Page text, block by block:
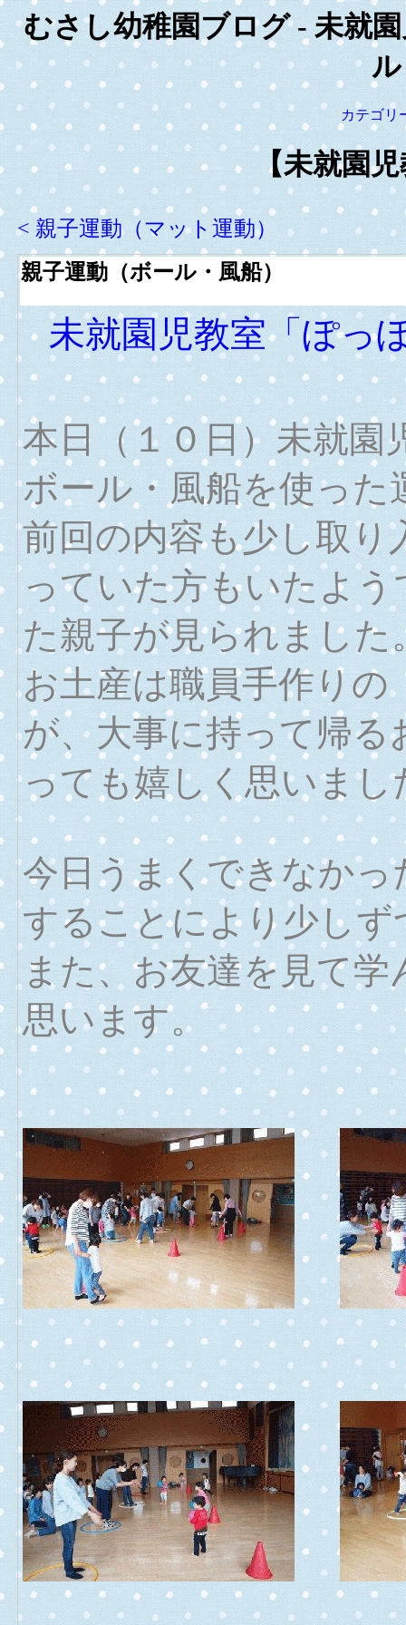
むさし幼稚園ブログ - 未就
カテゴリ
【未就園
< 親子運動（マット運動）
親子運動（ボール・風船）
未就園児教室「ぽっ
本日（１０日）未就園
ボール・風船を使っ
前回の内容も少し取
っていた方もいたよ
た親子が見られました
お土産は職員手作り
が、大事に持って帰
っても嬉しく思いまし
今日うまくできなか
することにより少し
また、お友達を見て
思います。